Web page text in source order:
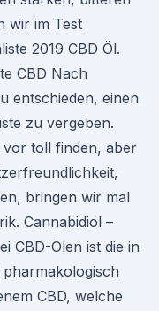
wir im Test
2019 CBD Öl.
CBD Nach
entschieden, einen
zu vergeben.
toll finden, aber
bringen wir mal
Cannabidiol –
CBD-Ölen ist die in
CBD, welche